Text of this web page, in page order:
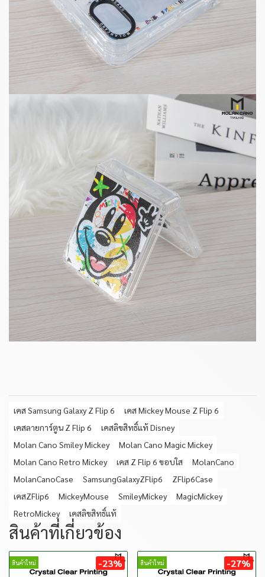
เคส Samsung Galaxy Z Flip 6
เคส Mickey Mouse Z Flip 6
เคสลายการ์ตูน Z Flip 6
เคสลิขสิทธิ์แท้ Disney
Molan Cano Smiley Mickey
Molan Cano Magic Mickey
Molan Cano Retro Mickey
เคส Z Flip 6 ขอบใส
MolanCano
MolanCanoCase
SamsungGalaxyZFlip6
ZFlip6Case
เคสZFlip6
MickeyMouse SmileyMickey
MagicMickey
RetroMickey
เคสลิขสิทธิ์แท้
สินค้าที่เกี่ยวข้อง
สินค้าใหม่ -23% สินค้าใหม่ -27%